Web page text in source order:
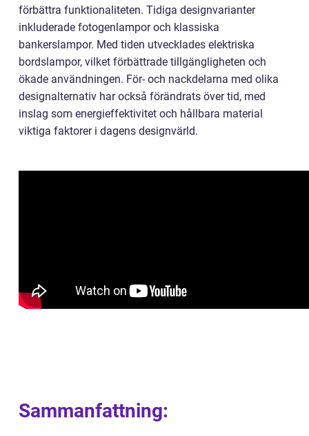
förbättra funktionaliteten. Tidiga designvarianter
inkluderade fotogenlampor och klassiska
bankerslampor. Med tiden utvecklades elektriska
bordslampor, vilket förbättrade tillgängligheten och
ökade användningen. För- och nackdelarna med olika
designalternativ har också förändrats över tid, med
inslag som energieffektivitet och hållbara material
viktiga faktorer i dagens designvärld.
Sammanfattning: